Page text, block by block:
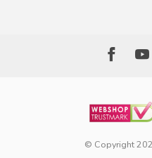
© Copyright